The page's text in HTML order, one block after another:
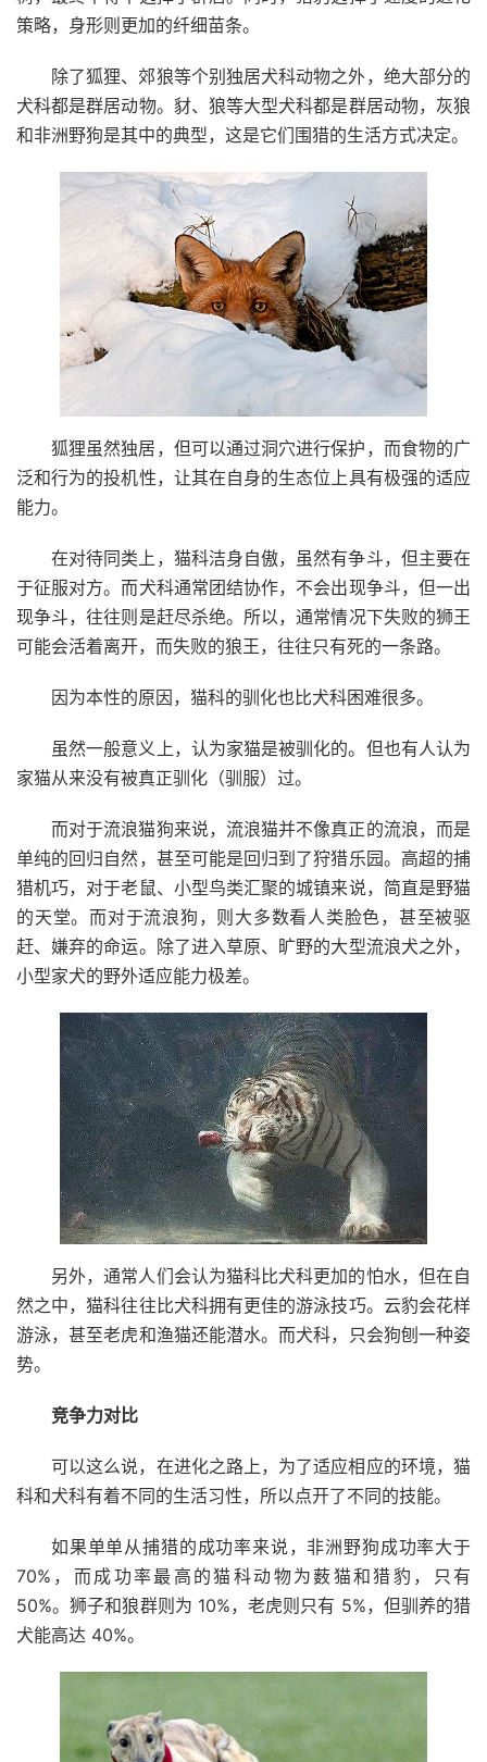
策略，身形则更加的纤细苗条。
除了狐狸、郊狼等个别独居犬科动物之外，绝大部分的
犬科都是群居动物。豺、狼等大型犬科都是群居动物，灰狼
和非洲野狗是其中的典型，这是它们围猎的生活方式决定。
狐狸虽然独居，但可以通过洞穴进行保护，而食物的广
泛和行为的投机性，让其在自身的生态位上具有极强的适应
能力。
在对待同类上，猫科洁身自傲，虽然有争斗，但主要在
于征服对方。而犬科通常团结协作，不会出现争斗，但一出
现争斗，往往则是赶尽杀绝。所以，通常情况下失败的狮王
可能会活着离开，而失败的狼王，往往只有死的一条路。
因为本性的原因，猫科的驯化也比犬科困难很多。
虽然一般意义上，认为家猫是被驯化的。但也有人认为
家猫从来没有被真正驯化（驯服）过。
而对于流浪猫狗来说，流浪猫并不像真正的流浪，而是
单纯的回归自然，甚至可能是回归到了狩猎乐园。高超的捕
猎机巧，对于老鼠、小型鸟类汇聚的城镇来说，简直是野猫
的天堂。而对于流浪狗，则大多数看人类脸色，甚至被驱
赶、嫌弃的命运。除了进入草原、旷野的大型流浪犬之外，
小型家犬的野外适应能力极差。
另外，通常人们会认为猫科比犬科更加的怕水，但在自
然之中，猫科往往比犬科拥有更佳的游泳技巧。云豹会花样
游泳，甚至老虎和渔猫还能潜水。而犬科，只会狗刨一种姿
势。
竞争力对比
可以这么说，在进化之路上，为了适应相应的环境，猫
科和犬科有着不同的生活习性，所以点开了不同的技能。
如果单单从捕猎的成功率来说，非洲野狗成功率大于
70%，而成功率最高的猫科动物为薮猫和猎豹，只有
50%。狮子和狼群则为 10%，老虎则只有 5%，但驯养的猎
犬能高达 40%。